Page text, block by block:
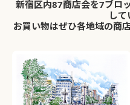
新宿区内87商店会を7ブロ
して
お買い物はぜひ各地域の商